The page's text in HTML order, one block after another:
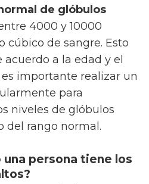
de glóbulos
4000 y 10000
cúbico de sangre. Esto
a la edad y el
importante realizar un
para
niveles de glóbulos
del rango normal.
una persona tiene los